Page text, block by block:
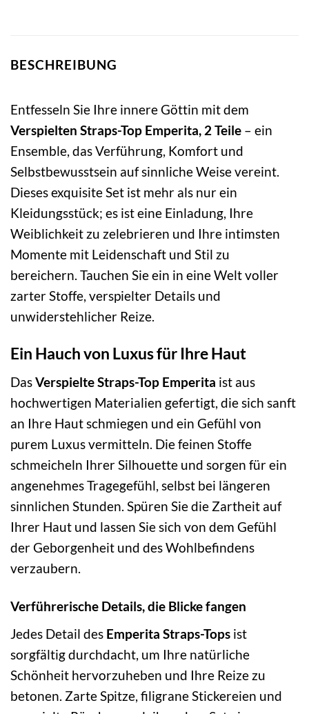
BESCHREIBUNG
Entfesseln Sie Ihre innere Göttin mit dem
Verspielten Straps-Top Emperita, 2 Teile – ein
Ensemble, das Verführung, Komfort und
Selbstbewusstsein auf sinnliche Weise vereint.
Dieses exquisite Set ist mehr als nur ein
Kleidungsstück; es ist eine Einladung, Ihre
Weiblichkeit zu zelebrieren und Ihre intimsten
Momente mit Leidenschaft und Stil zu
bereichern. Tauchen Sie ein in eine Welt voller
zarter Stoffe, verspielter Details und
unwiderstehlicher Reize.
Ein Hauch von Luxus für Ihre Haut
DasVerspielte Straps-Top Emperita ist aus
hochwertigen Materialien gefertigt, die sich sanft
an Ihre Haut schmiegen und ein Gefühl von
purem Luxus vermitteln. Die feinen Stoffe
schmeicheln Ihrer Silhouette und sorgen für ein
angenehmes Tragegefühl, selbst bei längeren
sinnlichen Stunden. Spüren Sie die Zartheit auf
Ihrer Haut und lassen Sie sich von dem Gefühl
der Geborgenheit und des Wohlbefindens
verzaubern.
Verführerische Details, die Blicke fangen
Jedes Detail des Emperita Straps-Tops ist
sorgfältig durchdacht, um Ihre natürliche
Schönheit hervorzuheben und Ihre Reize zu
betonen. Zarte Spitze, filigrane Stickereien und